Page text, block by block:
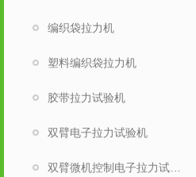
编织袋拉力机
塑料编织袋拉力机
胶带拉力试验机
双臂电子拉力试验机